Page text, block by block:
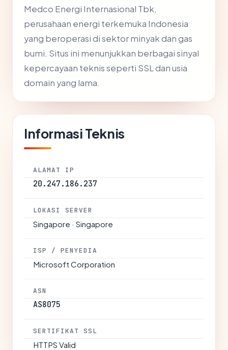
Medco Energi Internasional Tbk,
perusahaan energi terkemuka Indonesia
yang beroperasi di sektor minyak dan gas
bumi. Situs ini menunjukkan berbagai sinyal
kepercayaan teknis seperti SSL dan usia
domain yang lama.
Informasi Teknis
ALAMAT IP
20.247.186.237
LOKASI SERVER
Singapore · Singapore
ISP / PENYEDIA
Microsoft Corporation
ASN
AS8075
SERTIFIKAT SSL
HTTPS Valid